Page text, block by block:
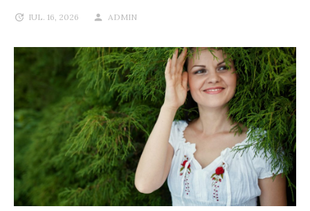
IUL. 16, 2026 ADMIN